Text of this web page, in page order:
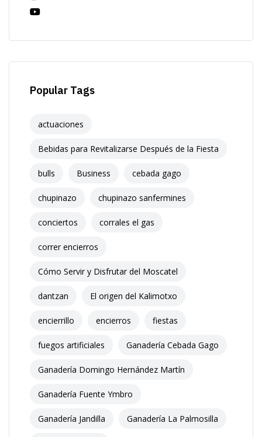
Popular Tags
actuaciones
Bebidas para Revitalizarse Después de la Fiesta
bulls Business cebada gago
chupinazo chupinazo sanfermines
conciertos corrales el gas
correr encierros
Cómo Servir y Disfrutar del Moscatel
dantzan El origen del Kalimotxo
encierrillo encierros fiestas
fuegos artificiales Ganadería Cebada Gago
Ganadería Domingo Hernández Martín
Ganadería Fuente Ymbro
Ganadería Jandilla Ganadería La Palmosilla